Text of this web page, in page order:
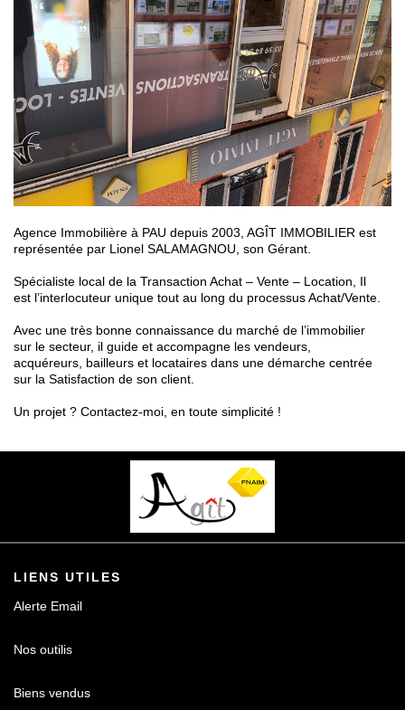
Agence Immobilière à PAU depuis 2003, AGÎT IMMOBILIER est
représentée par Lionel SALAMAGNOU, son Gérant.
Spécialiste local de la Transaction Achat – Vente – Location, Il
est l’interlocuteur unique tout au long du processus Achat/Vente.
Avec une très bonne connaissance du marché de l’immobilier
sur le secteur, il guide et accompagne les vendeurs,
acquéreurs, bailleurs et locataires dans une démarche centrée
sur la Satisfaction de son client.
Un projet ? Contactez-moi, en toute simplicité !
LIENS UTILES
Alerte Email
Nos outilis
Biens vendus